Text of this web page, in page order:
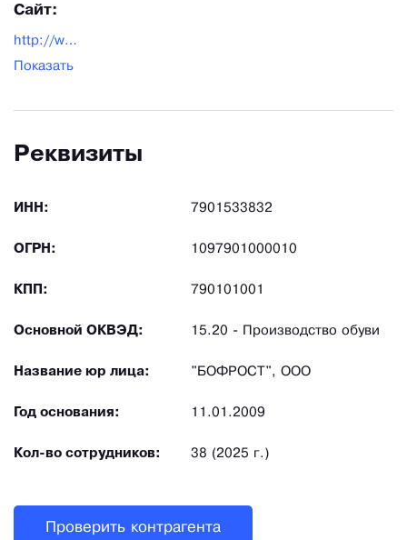
Сайт:
http://www.obuvrostok.ru/
Показать
Реквизиты
ИНН: 7901533832
ОГРН: 1097901000010
КПП: 790101001
Основной ОКВЭД: 15.20 - Производство обуви
Название юр лица: "БОФРОСТ", ООО
Год основания: 11.01.2009
Кол-во сотрудников: 38 (2025 г.)
Проверить контрагента